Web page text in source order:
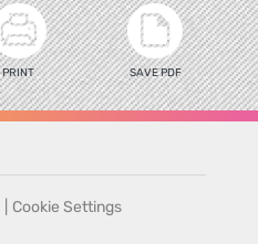
PRINT SAVE PDF
Cookie Settings